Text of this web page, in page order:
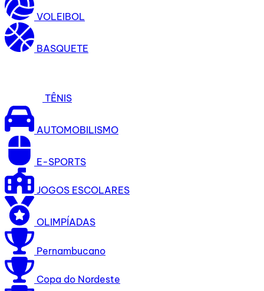
VOLEIBOL
BASQUETE
TÊNIS
AUTOMOBILISMO
E-SPORTS
JOGOS ESCOLARES
OLIMPÍADAS
Pernambucano
Copa do Nordeste